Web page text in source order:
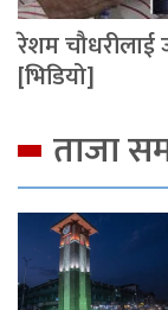
रेशम चौधरीलाई
[भिडियो]
ताजा